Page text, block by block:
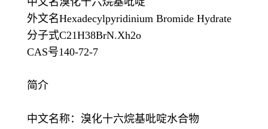
外文名Hexadecylpyridinium Bromide Hydrate
分子式C21H38BrN.Xh2o
CAS号140-72-7
简介
中文名称：溴化十六烷基吡啶水合物